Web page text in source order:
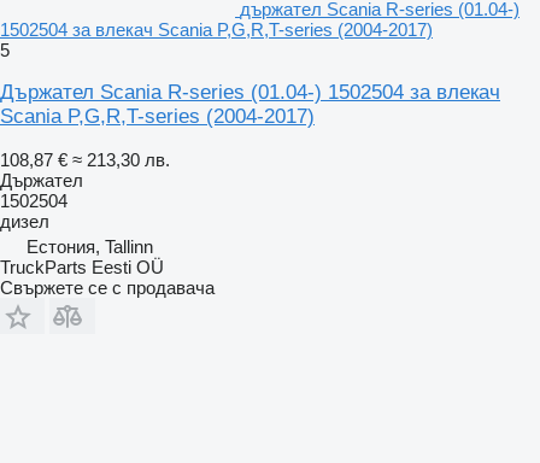
държател Scania R-series (01.04-)
1502504 за влекач Scania P,G,R,T-series (2004-2017)
5
Държател Scania R-series (01.04-) 1502504 за влекач
Scania P,G,R,T-series (2004-2017)
108,87 € ≈ 213,30 лв.
Държател
1502504
дизел
Естония, Tallinn
TruckParts Eesti OÜ
Свържете се с продавача